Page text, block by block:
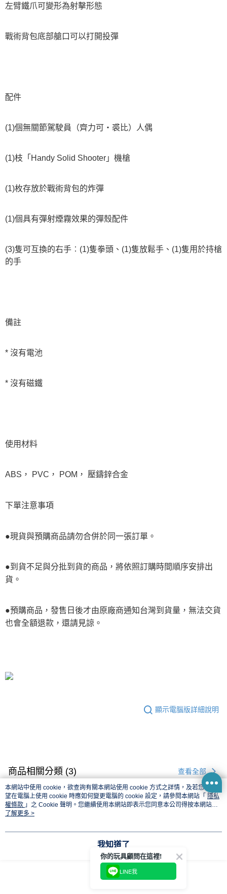
左臂鐵爪可變形為射擊形態
戰術背包底部艙口可以打開投彈
配件
(1)個無關節駕駛員（齊力可‧裘比）人偶
(1)枝「Handy Solid Shooter」機槍
(1)枚存放於戰術背包的炸彈
(1)個具有彈射煙霧效果的彈殼配件
(3)隻可互換的右手︰(1)隻拳頭、(1)隻放鬆手、(1)隻用於持槍
的手
備註
* 沒有電池
* 沒有磁鐵
使用材料
ABS， PVC， POM， 壓鑄鋅合金
下單注意事項
●現貨與預購商品請勿合併於同一張訂單。
●到貨不足與分批到貨的商品，將依照訂購時間順序安排出
貨。
●預購商品，發售日後才由原廠商通知台灣到貨量，無法交貨
也會全額退款，還請見諒。
顯示電腦版詳細說明
商品相關分類 (3) 查看全部
從作品找周邊▸ 機甲/機器人系列 周邊商品 裝甲騎兵波德姆茲
⏰預購開賣中 🔥最新預購商品
本分類熱銷全站排行
本網站中使用 cookie，欲查詢有關本網站使用 cookie 方式之詳情，及若您不希
望在電腦上使用 cookie 時應如何變更電腦的 cookie 設定，請參閱本網站「 隱私
權條款 」之 Cookie 聲明。您繼續使用本網站即表示您同意本公司得按本網站使
用條款之 Cookie 聲明使用 cookie。
了解更多 >
我知道了
你的玩具顧問在這裡!
LINE我